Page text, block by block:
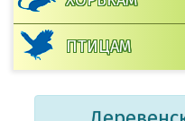
ПТИЦАМ